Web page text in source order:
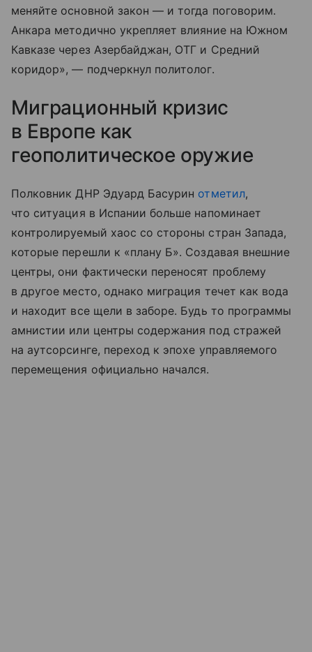
меняйте основной закон — и тогда поговорим.
Анкара методично укрепляет влияние на Южном
Кавказе через Азербайджан, ОТГ и Средний
коридор», — подчеркнул политолог.
Миграционный кризис
в Европе как
геополитическое оружие
Полковник ДНР Эдуард Басурин отметил,
что ситуация в Испании больше напоминает
контролируемый хаос со стороны стран Запада,
которые перешли к «плану Б». Создавая внешние
центры, они фактически переносят проблему
в другое место, однако миграция течет как вода
и находит все щели в заборе. Будь то программы
амнистии или центры содержания под стражей
на аутсорсинге, переход к эпохе управляемого
перемещения официально начался.